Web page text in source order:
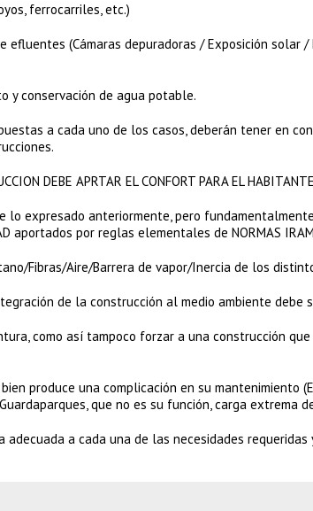
ferrocarriles, etc.)
(Cámaras depuradoras / Exposición solar /
conservación de agua potable.
a cada uno de los casos, deberán tener en
DEBE APRTAR EL CONFORT PARA EL
expresado anteriormente, pero
aportados por reglas elementales de NORMAS
Fibras/Aire/Barrera de vapor/Inercia de los
de la construcción al medio ambiente debe
como así tampoco forzar a una construcción
bien produce una complicación en su mantenimiento
que no es su función, carga extrema
a cada una de las necesidades requeridas